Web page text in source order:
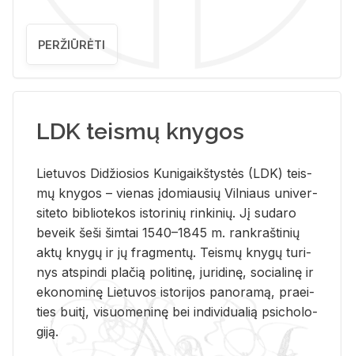
PERŽIŪRĖTI
LDK teismų knygos
Lie­tu­vos Di­džio­sios Ku­ni­gaikš­tys­tės (LDK) teis­
mų kny­gos – vie­nas įdo­miau­sių Vil­niaus uni­ver­
si­te­to bi­b­lio­te­kos is­to­ri­nių rin­ki­nių. Jį su­da­ro
be­veik šeši šim­tai 1540–1845 m. rank­raš­ti­nių
aktų kny­gų ir jų frag­men­tų. Teis­mų kny­gų tu­ri­
nys at­spin­di pla­čią po­li­ti­nę, ju­ri­di­nę, so­cia­li­nę ir
eko­no­mi­nę Lie­tu­vos is­to­ri­jos pa­no­ra­mą, pra­ei­
ties bui­tį, vi­suo­me­ni­nę bei in­di­vi­dua­lią psi­cho­lo­
gi­ją.